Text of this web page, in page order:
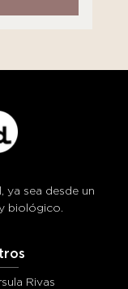
ya sea desde un
biológico.
Rivas